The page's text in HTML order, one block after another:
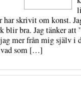
skrivit om konst.
blir bra. Jag tänker att
mer från mig själv i
vad som […]